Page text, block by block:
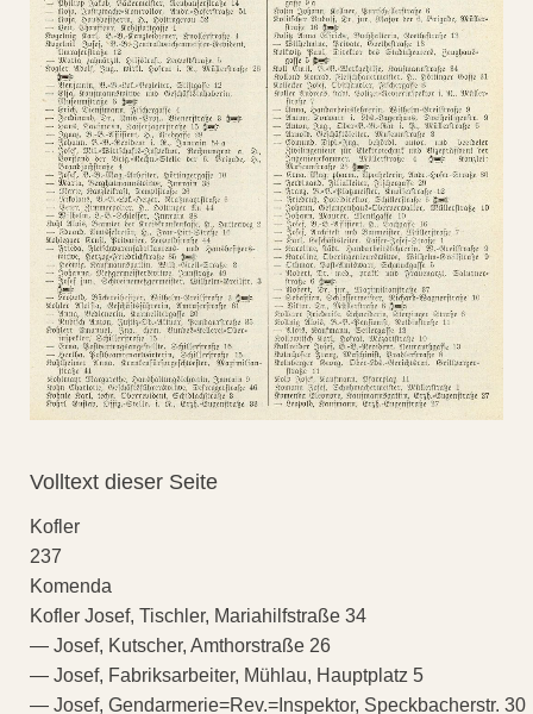
Volltext dieser Seite
Kofler
237
Komenda
Kofler Josef, Tischler, Mariahilfstraße 34
— Josef, Kutscher, Amthorstraße 26
— Josef, Fabriksarbeiter, Mühlau, Hauptplatz 5
— Josef, Gendarmerie=Rev.=Inspektor, Speckbacherstr. 30